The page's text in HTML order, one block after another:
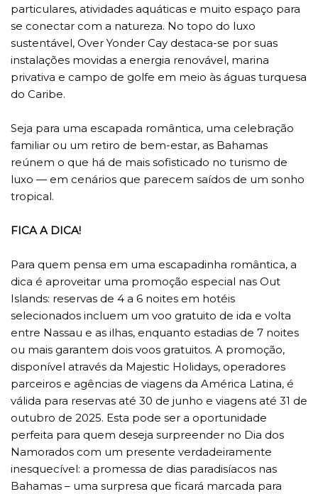
particulares, atividades aquáticas e muito espaço para
se conectar com a natureza. No topo do luxo
sustentável, Over Yonder Cay destaca-se por suas
instalações movidas a energia renovável, marina
privativa e campo de golfe em meio às águas turquesa
do Caribe.
Seja para uma escapada romântica, uma celebração
familiar ou um retiro de bem-estar, as Bahamas
reúnem o que há de mais sofisticado no turismo de
luxo — em cenários que parecem saídos de um sonho
tropical.
FICA A DICA!
Para quem pensa em uma escapadinha romântica, a
dica é aproveitar uma promoção especial nas Out
Islands: reservas de 4 a 6 noites em hotéis
selecionados incluem um voo gratuito de ida e volta
entre Nassau e as ilhas, enquanto estadias de 7 noites
ou mais garantem dois voos gratuitos. A promoção,
disponível através da Majestic Holidays, operadores
parceiros e agências de viagens da América Latina, é
válida para reservas até 30 de junho e viagens até 31 de
outubro de 2025. Esta pode ser a oportunidade
perfeita para quem deseja surpreender no Dia dos
Namorados com um presente verdadeiramente
inesquecível: a promessa de dias paradisíacos nas
Bahamas – uma surpresa que ficará marcada para